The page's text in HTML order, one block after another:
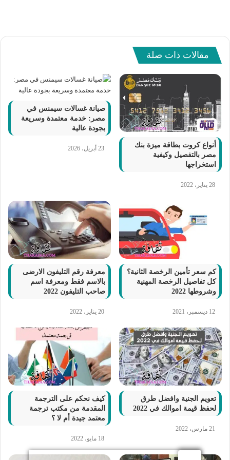
مقالات ذات صلة
أنواع كروت بطاقة ميزة بنك
مصر بالتفصيل وكيفية
استخراجها
28 يناير، 2022
صيانة غسالات سيمنس في
مصر: خدمة معتمدة وسريعة
بجودة عالية
23 أبريل، 2026
كم سعر تأمين الرخصة الثانية؟
كل تفاصيل الرخصة المهنية
وشروطها 2022
12 ديسمبر، 2021
معرفة رقم التليفون الارضى
بالاسم فقط ومعرفة اسم
صاحب التليفون 2022
20 يناير، 2022
تعويم الجنية وافضل طرق
لحفظ قيمة اموالك في 2022
21 مارس، 2022
كيف نحكم على الترجمة
المقدمة من مكتب ترجمة
معتمد جيدة أم لا ؟
18 مايو، 2022